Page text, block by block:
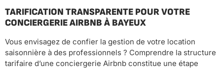
TARIFICATION TRANSPARENTE POUR VOTRE
CONCIERGERIE AIRBNB À BAYEUX
Vous envisagez de confier la gestion de votre location
saisonnière à des professionnels ? Comprendre la structure
tarifaire d’une conciergerie Airbnb constitue une étape